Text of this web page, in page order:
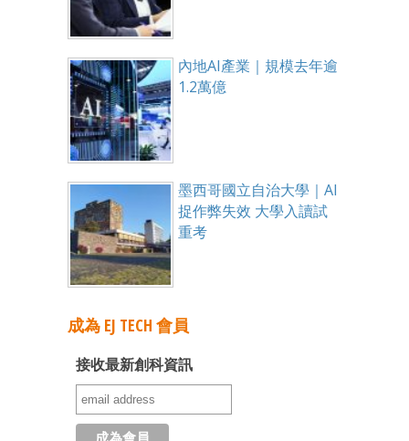
內地AI產業｜規模去年逾
1.2萬億
墨西哥國立自治大學｜AI
捉作弊失效 大學入讀試
重考
成為 EJ TECH 會員
接收最新創科資訊